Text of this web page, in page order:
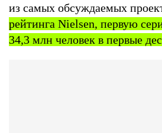
из самых обсуждаемых
рейтинга Nielsen, первую
34,3 млн человек в первые